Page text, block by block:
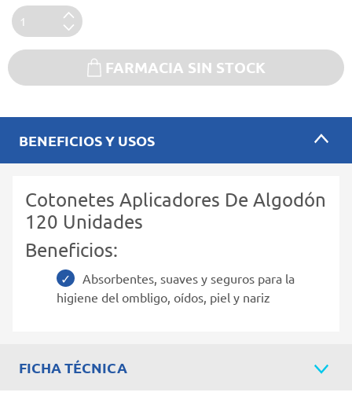
FARMACIA SIN STOCK
BENEFICIOS Y USOS
Cotonetes Aplicadores De Algodón
120 Unidades
Beneficios:
Absorbentes, suaves y seguros para la
higiene del ombligo, oídos, piel y nariz
FICHA TÉCNICA